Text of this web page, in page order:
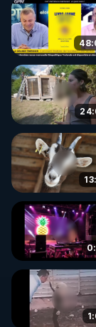
🌱
https://
http://rgnr.li/
🌱 LA
Pour ne pas
http://rgnr.li/
🌱 VIDÉOS
Toutes les
http://rgnr.li/
🌱 LES
http://rgnr.li/